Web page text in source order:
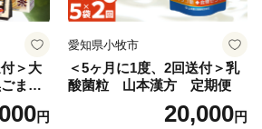
＞大
ま黒
本漢
円
愛知県小牧市
＜5ヶ月に1度、2回送付＞乳
酸菌粒 山本漢方 定期便
20,000円